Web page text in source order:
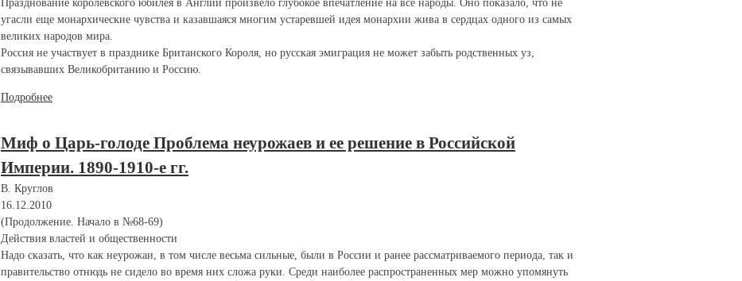
Празднование королевского юбилея в Англии произвело глубокое впечатление на все народы. Оно показало, что не
угасли еще монархические чувства и казавшаяся многим устаревшей идея монархии жива в сердцах одного из самых
великих народов мира.
Россия не участвует в празднике Британского Короля, но русская эмиграция не может забыть родственных уз,
связывавших Великобританию и Россию.
Подробнее
Миф о Царь-голоде Проблема неурожаев и ее решение в Российской
Империи. 1890-1910-е гг.
В. Круглов
16.12.2010
(Продолжение. Начало в №68-69)
Действия властей и общественности
Надо сказать, что как неурожаи, в том числе весьма сильные, были в России и ранее рассматриваемого периода, так и
правительство отнюдь не сидело во время них сложа руки. Среди наиболее распространенных мер можно упомянуть